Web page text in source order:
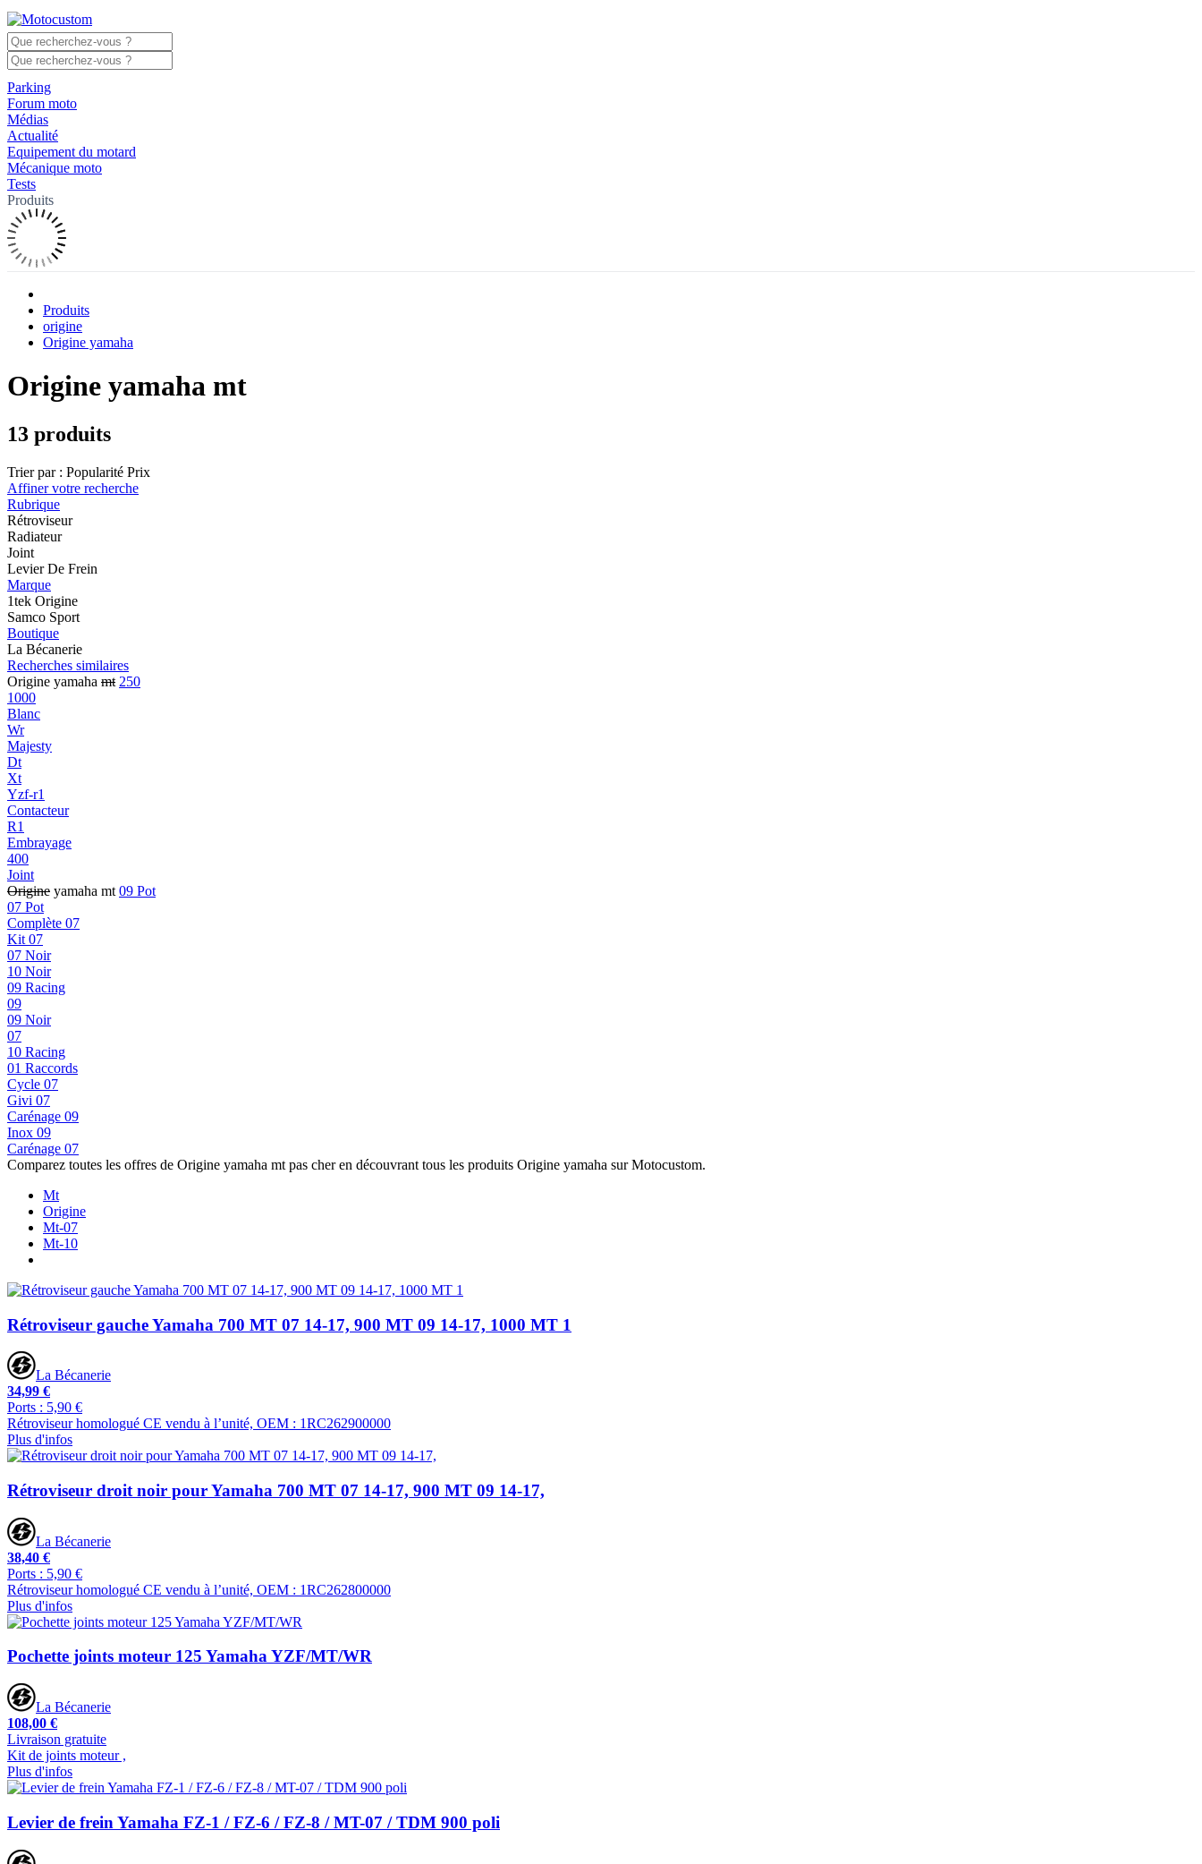
Parking
Forum moto
Médias
Actualité
Equipement du motard
Mécanique moto
Tests
Produits
Produits
origine
Origine yamaha
Origine yamaha mt
13 produits
Trier par : Popularité Prix
Affiner votre recherche
Rubrique
Rétroviseur
Radiateur
Joint
Levier De Frein
Marque
1tek Origine
Samco Sport
Boutique
La Bécanerie
Recherches similaires
Origine yamaha mt 250
1000
Blanc
Wr
Majesty
Dt
Xt
Yzf-r1
Contacteur
R1
Embrayage
400
Joint
Origine yamaha mt 09 Pot
07 Pot
Complète 07
Kit 07
07 Noir
10 Noir
09 Racing
09
09 Noir
07
10 Racing
01 Raccords
Cycle 07
Givi 07
Carénage 09
Inox 09
Carénage 07
Comparez toutes les offres de Origine yamaha mt pas cher en découvrant tous les produits Origine yamaha sur Motocustom.
Mt
Origine
Mt-07
Mt-10
Rétroviseur gauche Yamaha 700 MT 07 14-17, 900 MT 09 14-17, 1000 MT 1
La Bécanerie
34,99 €
Ports : 5,90 €
Rétroviseur homologué CE vendu à l’unité, OEM : 1RC262900000
Plus d'infos
Rétroviseur droit noir pour Yamaha 700 MT 07 14-17, 900 MT 09 14-17,
La Bécanerie
38,40 €
Ports : 5,90 €
Rétroviseur homologué CE vendu à l’unité, OEM : 1RC262800000
Plus d'infos
Pochette joints moteur 125 Yamaha YZF/MT/WR
La Bécanerie
108,00 €
Livraison gratuite
Kit de joints moteur ,
Plus d'infos
Levier de frein Yamaha FZ-1 / FZ-6 / FZ-8 / MT-07 / TDM 900 poli